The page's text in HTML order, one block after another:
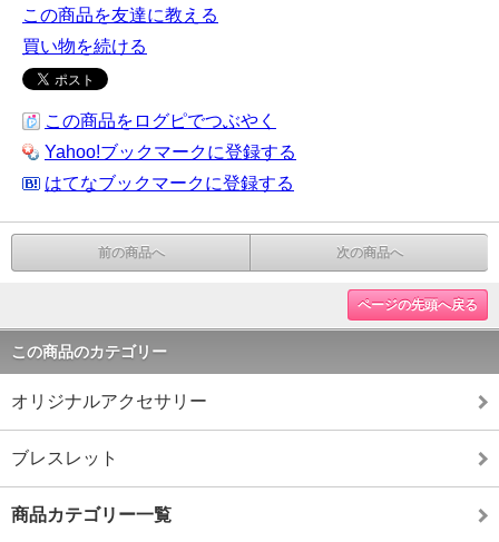
この商品を友達に教える
買い物を続ける
この商品をログピでつぶやく
Yahoo!ブックマークに登録する
はてなブックマークに登録する
前の商品へ 次の商品へ
ページの先頭へ戻る
この商品のカテゴリー
オリジナルアクセサリー
ブレスレット
商品カテゴリー一覧